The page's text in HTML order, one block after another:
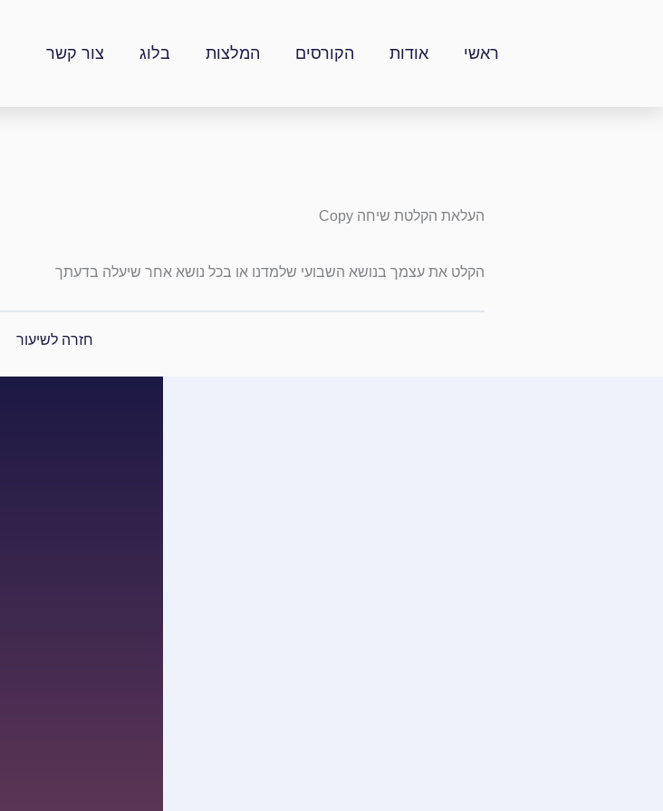
ראשי אודות הקורסים המלצות בלוג צור קשר
העלאת הקלטת שיחה Copy
הקלט את עצמך בנושא השבועי שלמדנו או בכל נושא אחר שיעלה בדעתך
חזרה לשיעור